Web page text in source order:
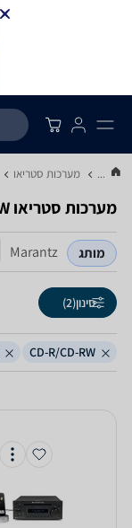
... מערכות סטריאו
מערכות סטריאו ‏CD-R/CD-RW ‏1 ‏דיסקים
מותג Marantz
סינון(2)
CD-R/CD-RW